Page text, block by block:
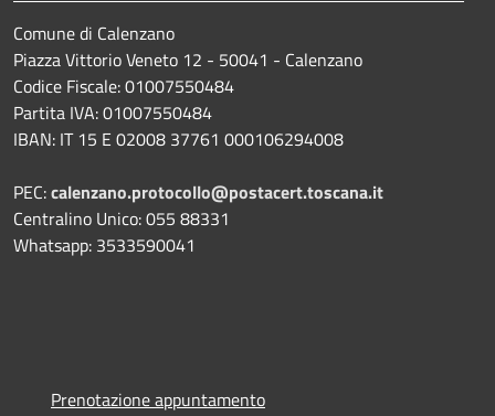
Comune di Calenzano
Piazza Vittorio Veneto 12 - 50041 - Calenzano
Codice Fiscale: 01007550484
Partita IVA: 01007550484
IBAN: IT 15 E 02008 37761 000106294008
PEC:calenzano.protocollo@postacert.toscana.it
Centralino Unico: 055 88331
Whatsapp: 3533590041
Prenotazione appuntamento